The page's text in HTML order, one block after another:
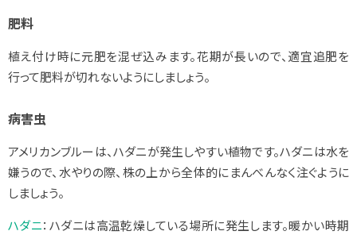
肥料
植え付け時に元肥を混ぜ込みます。花期が長いので、適宜追肥を
行って肥料が切れないようにしましょう。
病害虫
アメリカンブルーは、ハダニが発生しやすい植物です。ハダニは水を
嫌うので、水やりの際、株の上から全体的にまんべんなく注ぐように
しましょう。
ハダニ：ハダニは高温乾燥している場所に発生します。暖かい時期